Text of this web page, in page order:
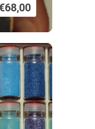
68,00